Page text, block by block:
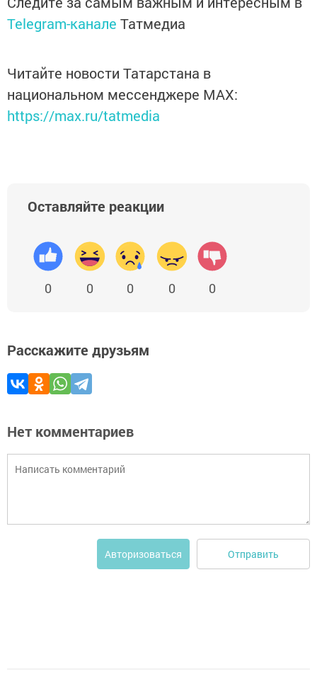
Telegram-канале Татмедиа
Читайте новости Татарстана в
национальном мессенджере MАХ:
https://max.ru/tatmedia
Оставляйте реакции
0 0 0 0 0
Расскажите друзьям
Нет комментариев
Авторизоваться Отправить